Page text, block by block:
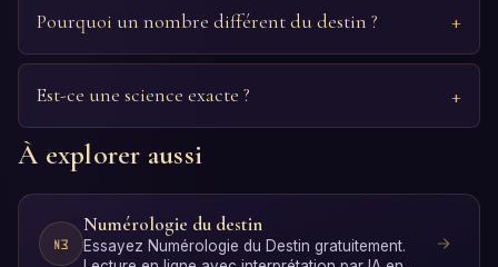
Pourquoi un nombre différent du destin ?
Est-ce une science exacte ?
À explorer aussi
Numérologie du destin
Essayez Numérologie du Destin gratuitement.